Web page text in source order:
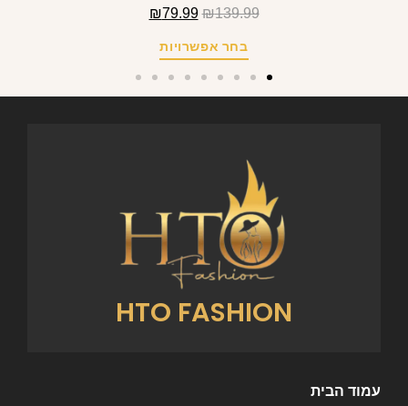
₪139.99
₪79.99
בחר אפשרויות
HTO FASHION
עמוד הבית